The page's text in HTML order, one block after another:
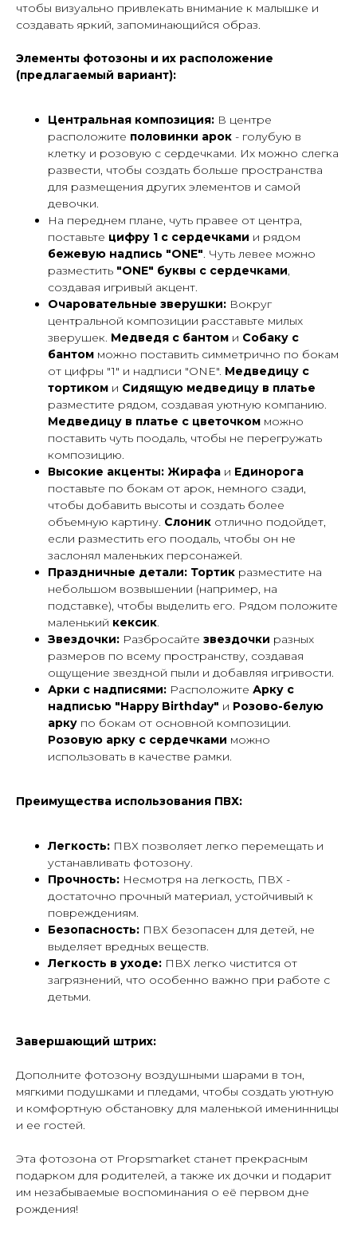
чтобы визуально привлекать внимание к малышке и
создавать яркий, запоминающийся образ.
Элементы фотозоны и их расположение
(предлагаемый вариант):
Центральная композиция: В центре
расположите половинки арок - голубую в
клетку и розовую с сердечками. Их можно слегка
развести, чтобы создать больше пространства
для размещения других элементов и самой
девочки.
На переднем плане, чуть правее от центра,
поставьте цифру 1 с сердечками и рядом
бежевую надпись "ONE". Чуть левее можно
разместить "ONE" буквы с сердечками,
создавая игривый акцент.
Очаровательные зверушки: Вокруг
центральной композиции расставьте милых
зверушек. Медведя с бантом и Собаку с
бантом можно поставить симметрично по бокам
от цифры "1" и надписи "ONE". Медведицу с
тортиком и Сидящую медведицу в платье
разместите рядом, создавая уютную компанию.
Медведицу в платье с цветочком можно
поставить чуть поодаль, чтобы не перегружать
композицию.
Высокие акценты: Жирафа и Единорога
поставьте по бокам от арок, немного сзади,
чтобы добавить высоты и создать более
объемную картину. Слоник отлично подойдет,
если разместить его поодаль, чтобы он не
заслонял маленьких персонажей.
Праздничные детали: Тортик разместите на
небольшом возвышении (например, на
подставке), чтобы выделить его. Рядом положите
маленький кексик.
Звездочки: Разбросайте звездочки разных
размеров по всему пространству, создавая
ощущение звездной пыли и добавляя игривости.
Арки с надписями: Расположите Арку с
надписью "Happy Birthday" и Розово-белую
арку по бокам от основной композиции.
Розовую арку с сердечками можно
использовать в качестве рамки.
Преимущества использования ПВХ:
Легкость: ПВХ позволяет легко перемещать и
устанавливать фотозону.
Прочность: Несмотря на легкость, ПВХ -
достаточно прочный материал, устойчивый к
повреждениям.
Безопасность: ПВХ безопасен для детей, не
выделяет вредных веществ.
Легкость в уходе: ПВХ легко чистится от
загрязнений, что особенно важно при работе с
детьми.
Завершающий штрих:
Дополните фотозону воздушными шарами в тон,
мягкими подушками и пледами, чтобы создать уютную
и комфортную обстановку для маленькой именинницы
и ее гостей.
Эта фотозона от Propsmarket станет прекрасным
подарком для родителей, а также их дочки и подарит
им незабываемые воспоминания о её первом дне
рождения!